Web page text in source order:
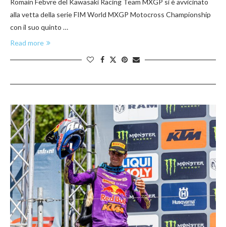
Romain Febvre del Kawasaki Racing Team MXGP si è avvicinato
alla vetta della serie FIM World MXGP Motocross Championship
con il suo quinto …
Read more